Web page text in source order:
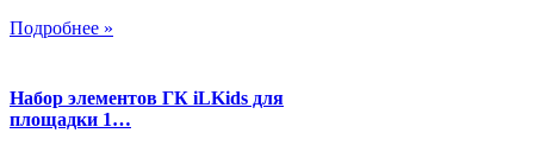
Подробнее »
Набор элементов ГК iLKids для
площадки 1…